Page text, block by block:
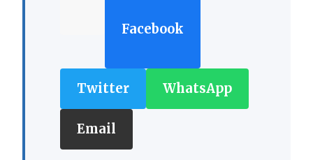
Facebook
Twitter WhatsApp
Email